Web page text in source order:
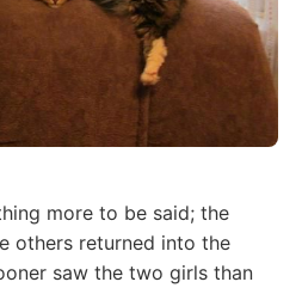
more to be said; the
others returned into the
saw the two girls than